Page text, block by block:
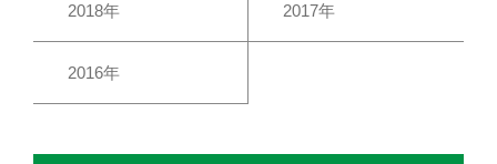
2018年 2017年
2016年